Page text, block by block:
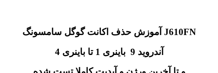
آموزش حذف اکانت گوگل سامسونگ J610FN
آندروید 9 باینری 1 تا باینری 4